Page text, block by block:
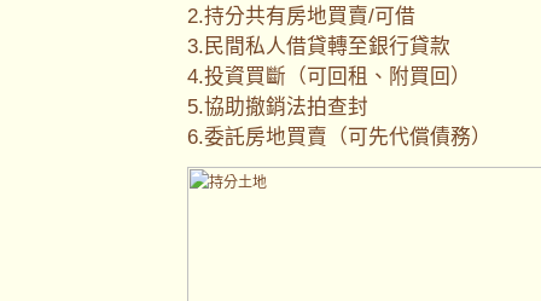
2.持分共有房地買賣/可借
3.民間私人借貸轉至銀行貸款
4.投資買斷（可回租、附買回）
5.協助撤銷法拍查封
6.委託房地買賣（可先代償債務）